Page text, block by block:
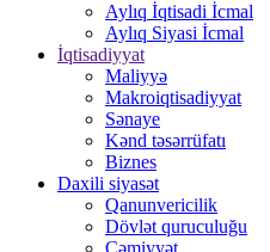
Aylıq İqtisadi İcmal
Aylıq Siyasi İcmal
İqtisadiyyat
Maliyyə
Makroiqtisadiyyat
Sənaye
Kənd təsərrüfatı
Biznes
Daxili siyasət
Qanunvericilik
Dövlət quruculuğu
Cəmiyyət